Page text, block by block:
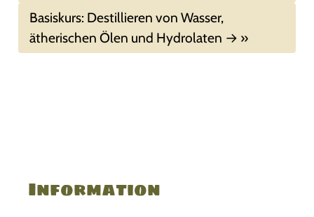
Basiskurs: Destillieren von Wasser,
ätherischen Ölen und Hydrolaten
Information